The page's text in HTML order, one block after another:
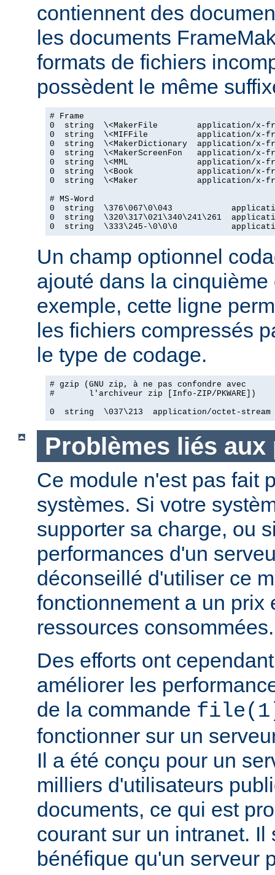
contiennent des
les documents
formats de fichiers
possèdent le même
# Frame
0  string  \<MakerFile        application/x-
0  string  \<MIFFile          application/x-
0  string  \<MakerDictionary  application/x-
0  string  \<MakerScreenFon   application/x-
0  string  \<MML              application/x-
0  string  \<Book             application/x-
0  string  \<Maker            application/x-
# MS-Word
0  string  \376\067\0\043
0  string  \320\317\021\340\241\261
0  string  \333\245-\0\0\0
Un champ optionnel
ajouté dans la
exemple, cette ligne
les fichiers compressés
le type de codage.
# gzip (GNU zip, à ne pas confondre avec
#       l'archiveur zip [Info-ZIP/PKWARE])
0  string  \037\213  application/octet-stream
Problèmes liés
Ce module n'est pas fait
systèmes. Si votre
supporter sa charge, ou
performances d'un
déconseillé d'utiliser ce
fonctionnement a un prix
ressources consommées.
Des efforts ont
améliorer les
de la commande
fonctionner sur un
Il a été conçu pour un
milliers d'utilisateurs
documents, ce qui est
courant sur un intranet. Il
bénéfique qu'un serveur